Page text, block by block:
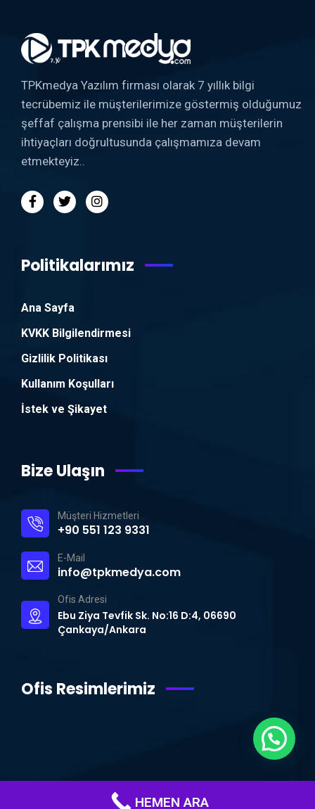
TPKmedya Yazılım firması olarak 7 yıllık bilgi
tecrübemiz ile müşterilerimize göstermiş olduğumuz
şeffaf çalışma prensibi ile her zaman müşterilerin
ihtiyaçları doğrultusunda çalışmamıza devam
etmekteyiz..
Politikalarımız
Ana Sayfa
KVKK Bilgilendirmesi
Gizlilik Politikası
Kullanım Koşulları
İstek ve Şikayet
Bize Ulaşın
Müşteri Hizmetleri
+90 551 123 9331
E-Mail
info@tpkmedya.com
Ofis Adresi
Ebu Ziya Tevfik Sk. No:16 D:4, 06690
Çankaya/Ankara
Ofis Resimlerimiz
HEMEN ARA